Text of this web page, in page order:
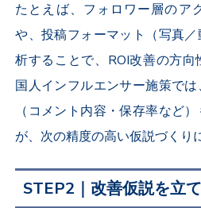
たとえば、フォロワー層のア
や、投稿フォーマット（写真
析することで、ROI改善の方
国人インフルエンサー施策で
（コメント内容・保存率など
が、次の精度の高い仮説づくり
STEP2｜改善仮説を立